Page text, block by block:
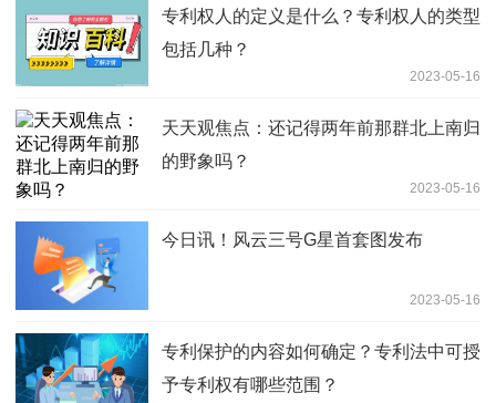
专利权人的定义是什么？专利权人的类型
包括几种？
2023-05-16
天天观焦点：还记得两年前那群北上南归
的野象吗？
2023-05-16
今日讯！风云三号G星首套图发布
2023-05-16
专利保护的内容如何确定？专利法中可授
予专利权有哪些范围？